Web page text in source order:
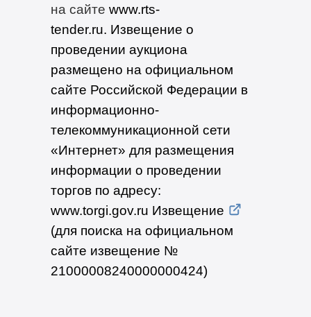
на сайте www.rts-
tender.ru. Извещение о
проведении аукциона
размещено на официальном
сайте Российской Федерации в
информационно-
телекоммуникационной сети
«Интернет» для размещения
информации о проведении
торгов по адресу:
www.torgi.gov.ru Извещение
(для поиска на официальном
сайте извещение №
21000008240000000424)